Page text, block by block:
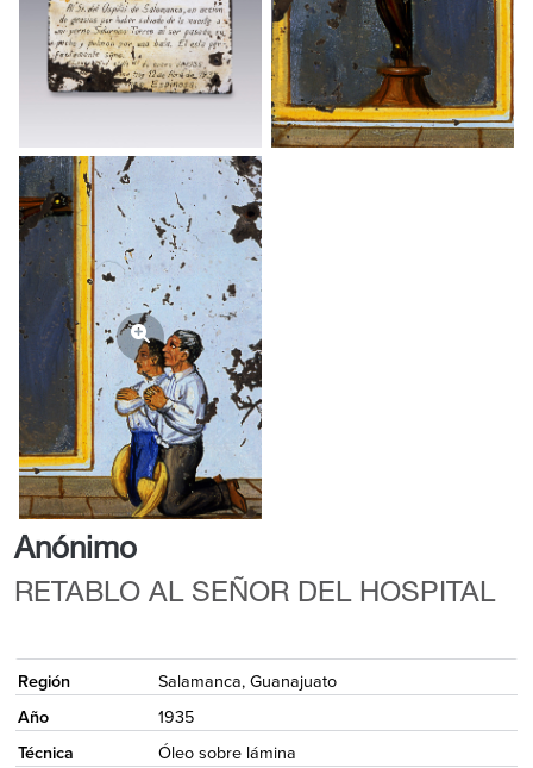
Anónimo
RETABLO AL SEÑOR DEL HOSPITAL
Región
Salamanca, Guanajuato
Año
1935
Técnica
Óleo sobre lámina